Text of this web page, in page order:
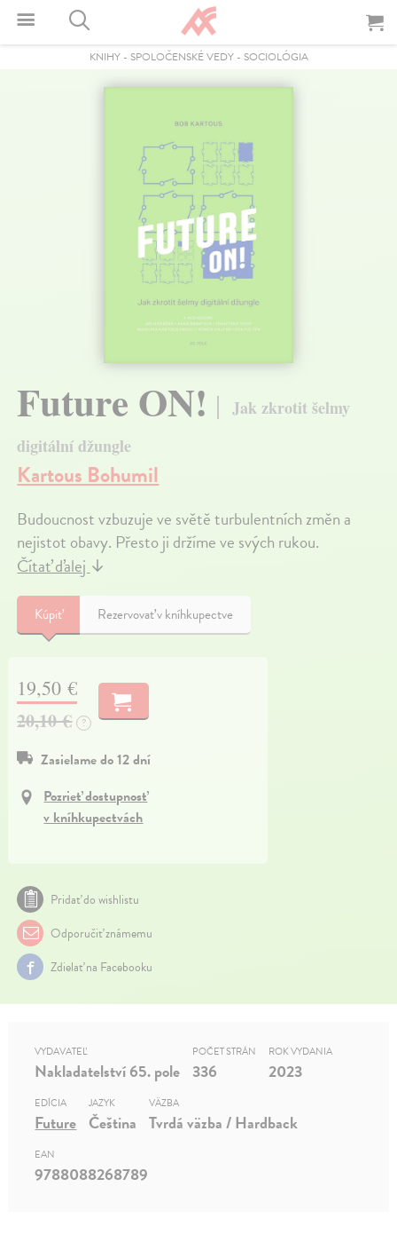
KNIHY- SPOLOČENSKÉ VEDY- SOCIOLÓGIA
Future ON!
Jak zkrotit šelmy
digitální džungle
Kartous Bohumil
Budoucnost vzbuzuje ve světě turbulentních změn a
nejistot obavy. Přesto ji držíme ve svých rukou.
Čítať ďalej↓
Kúpiť Rezervovať v kníhkupectve
19,50 €
20,10 € ?
Zasielame do 12 dní
Pozrieť dostupnosť
v kníhkupectvách
Pridať do wishlistu
Odporučiť známemu
Zdielať na Facebooku
VYDAVATEĽ
Nakladatelství 65. pole
POČET STRÁN
336
ROK VYDANIA
2023
EDÍCIA
Future
JAZYK
Čeština
VÄZBA
Tvrdá väzba / Hardback
EAN
9788088268789